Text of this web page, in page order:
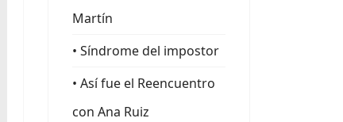
Martín
• Síndrome del impostor
• Así fue el Reencuentro
con Ana Ruiz